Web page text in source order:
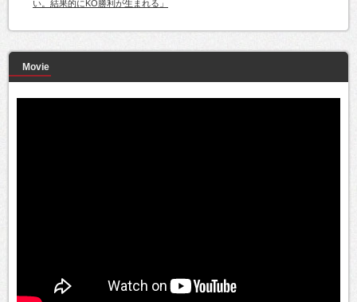
い。結果的にKO勝利が生まれる」
Movie